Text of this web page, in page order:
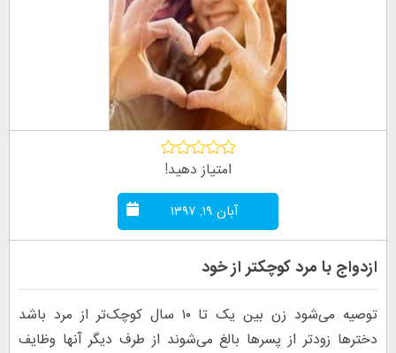
امتیاز دهید!
آبان ۱۹, ۱۳۹۷
ازدواج با مرد کوچکتر از خود
توصیه می‌شود زن بین یک تا ۱۰ سال کوچک‌تر از مرد باشد
دخترها زودتر از پسرها بالغ می‌شوند از طرف دیگر آنها وظایف